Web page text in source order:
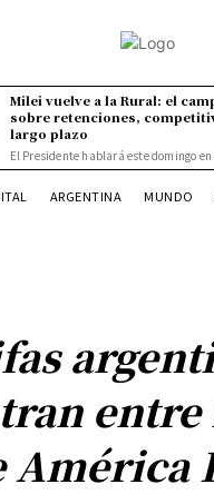
Milei vuelve a la Rural: el
sobre retenciones,
largo plazo
El Presidente hablará este domingo en
ARGENTINA MUNDO
entre
América